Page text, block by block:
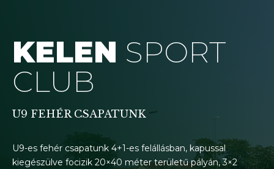
KELEN SPORT
CLUB
U9 FEHÉR CSAPATUNK
U9-es fehér csapatunk 4+1-es felállásban, kapussal
kiegészülve focizik 20×40 méter területű pályán, 3×2